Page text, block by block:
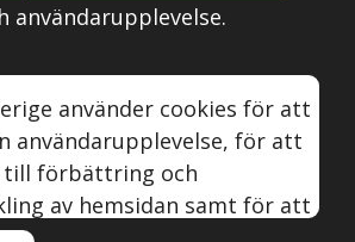
i Sociala medier:
NaturvinInstagramYoutube
© Äkta vara Sverige.
användarupplevelse.
använder cookies för att
användarupplevelse, för att
till förbättring och
av hemsidan samt för att